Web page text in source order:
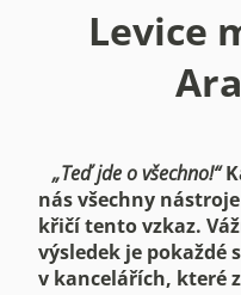
Levice
„Teď jde o všechno!“
nás všechny
křičí tento vzkaz.
výsledek je pokaždé
v kancelářích, které